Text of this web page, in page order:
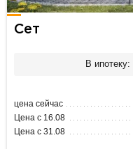
Сет
В ипотеку:
цена сейчас
Цена с 16.08
Цена с 31.08